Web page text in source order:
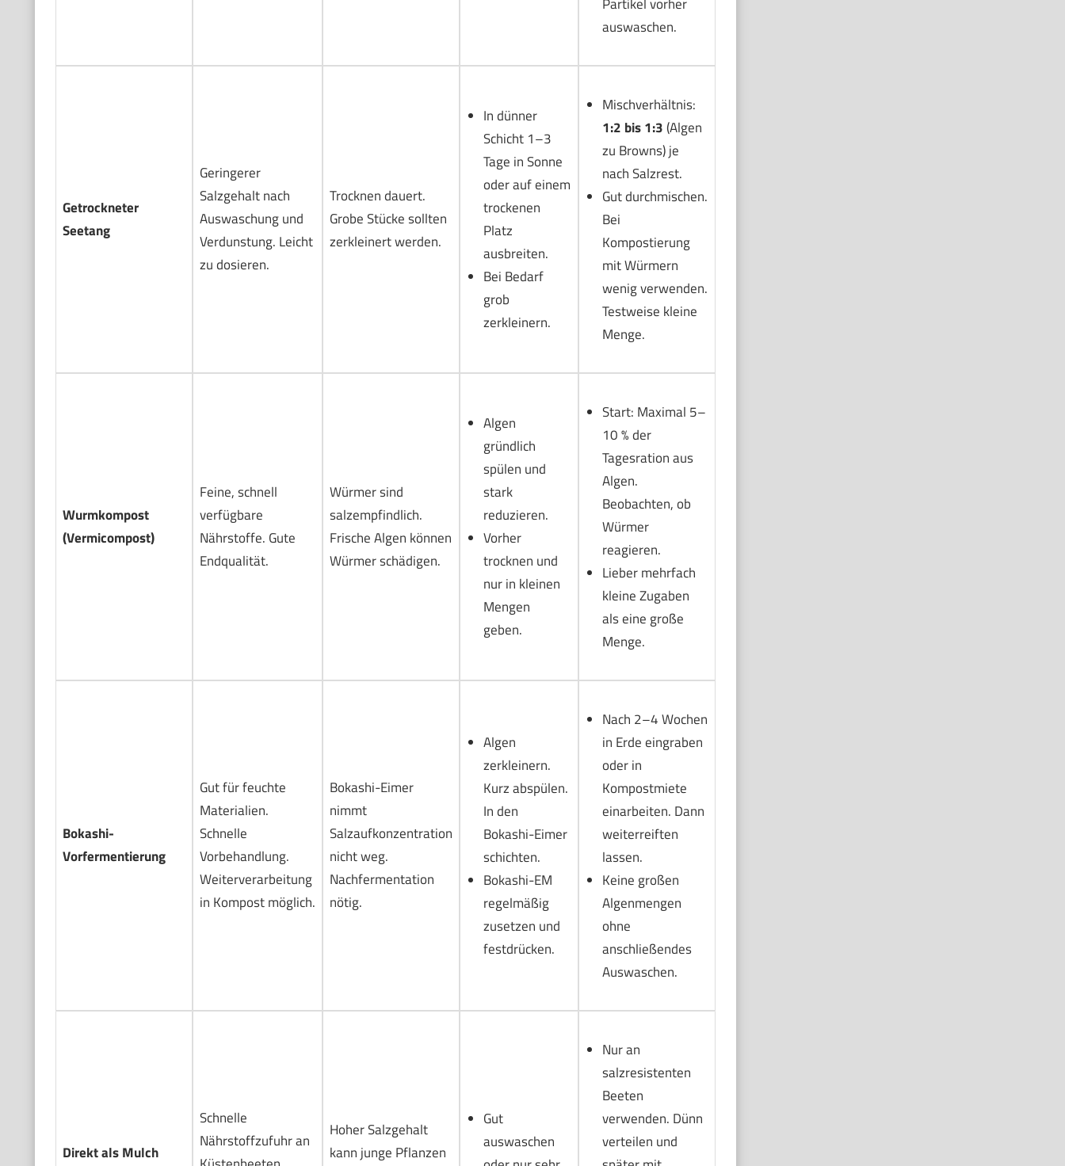
auswaschen.
Getrockneter
Seetang
Geringerer
Salzgehalt nach
Auswaschung und
Verdunstung. Leicht
zu dosieren.
Trocknen dauert.
Grobe Stücke sollten
zerkleinert werden.
In dünner
Schicht 1–3
Tage in Sonne
oder auf einem
trockenen
Platz
ausbreiten.
Bei Bedarf
grob
zerkleinern.
Mischverhältnis:
1:2 bis 1:3(Algen
zu Browns) je
nach Salzrest.
Gut durchmischen.
Bei
Kompostierung
mit Würmern
wenig verwenden.
Testweise kleine
Menge.
Wurmkompost
(Vermicompost)
Feine, schnell
verfügbare
Nährstoffe. Gute
Endqualität.
Würmer sind
salzempfindlich.
Frische Algen können
Würmer schädigen.
Algen
gründlich
spülen und
stark
reduzieren.
Vorher
trocknen und
nur in kleinen
Mengen
geben.
Start: Maximal 5–
10 % der
Tagesration aus
Algen.
Beobachten, ob
Würmer
reagieren.
Lieber mehrfach
kleine Zugaben
als eine große
Menge.
Bokashi-
Vorfermentierung
Gut für feuchte
Materialien.
Schnelle
Vorbehandlung.
Weiterverarbeitung
in Kompost möglich.
Bokashi-Eimer
nimmt
Salzaufkonzentration
nicht weg.
Nachfermentation
nötig.
Algen
zerkleinern.
Kurz abspülen.
In den
Bokashi-Eimer
schichten.
Bokashi-EM
regelmäßig
zusetzen und
festdrücken.
Nach 2–4 Wochen
in Erde eingraben
oder in
Kompostmiete
einarbeiten. Dann
weiterreiften
lassen.
Keine großen
Algenmengen
ohne
anschließendes
Auswaschen.
Direkt als Mulch
Schnelle
Nährstoffzufuhr an
Hoher Salzgehalt
kann junge Pflanzen
Gut
auswaschen
Nur an
salzresistenten
Beeten
verwenden. Dünn
verteilen und